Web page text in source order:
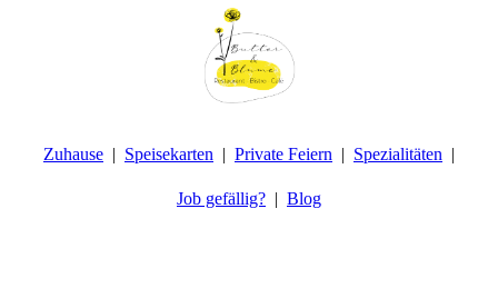
Zuhause Speisekarten Private Feiern Spezialitäten
Job gefällig? Blog